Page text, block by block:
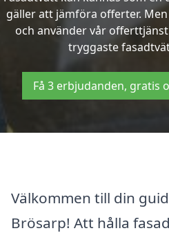
gäller att jämföra offerter.
och använder vår
tryggaste
Få 3 erbjudanden, gratis
Välkommen till din
Brösarp! Att hålla